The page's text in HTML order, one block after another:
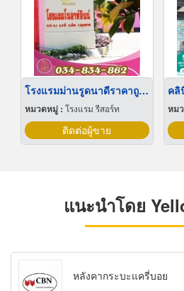
โรงแรมม่านรูดนาดีราคาถูก โนอาห์อินน์
หมวดหมู่ : โรงแรม รีสอร์ท
ติดต่อผู้ขาย
หม
แนะนำโดย
หลังคากระบะแครี่บอย